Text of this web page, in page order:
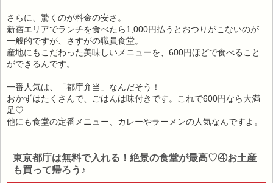
さらに、驚くのが料金の安さ。
新宿エリアでランチを食べたら1,000円払うとおつりがこないのが
一般的ですが、さすがの職員食堂。
産地にもこだわった美味しいメニューを、600円ほどで食べること
ができるんです。
一番人気は、「都庁弁当」なんだそう！
おかずはたくさんで、ごはんは味付きです。これで600円なら大満
足♡
他にも食堂の定番メニュー、カレーやラーメンの人気なんですよ。
東京都庁は無料で入れる！絶景の食堂が最高♡④お土産
も買って帰ろう♪